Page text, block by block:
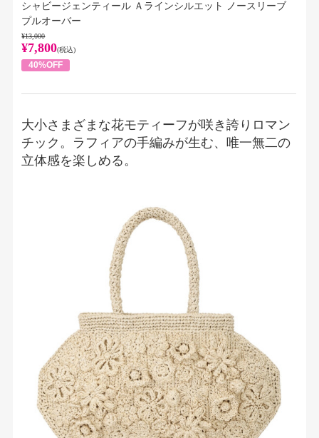
シャビージェンティール Ａラインシルエット ノースリーブ
プルオーバー
¥13,000
¥7,800(税込)
40%OFF
大小さまざまな花モティーフが咲き誇りロマン
チック。ラフィアの手編みが生む、唯一無二の
立体感を楽しめる。